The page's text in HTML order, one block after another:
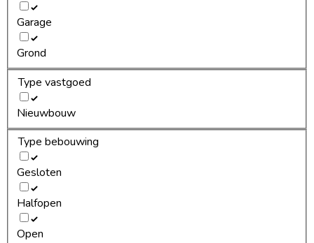
Garage
Grond
Type vastgoed
Nieuwbouw
Type bebouwing
Gesloten
Halfopen
Open